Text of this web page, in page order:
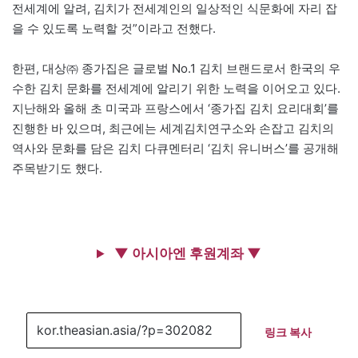
전세계에 알려, 김치가 전세계인의 일상적인 식문화에 자리 잡
을 수 있도록 노력할 것”이라고 전했다.
한편, 대상㈜ 종가집은 글로벌 No.1 김치 브랜드로서 한국의 우
수한 김치 문화를 전세계에 알리기 위한 노력을 이어오고 있다.
지난해와 올해 초 미국과 프랑스에서 ‘종가집 김치 요리대회’를
진행한 바 있으며, 최근에는 세계김치연구소와 손잡고 김치의
역사와 문화를 담은 김치 다큐멘터리 ‘김치 유니버스’를 공개해
주목받기도 했다.
▼ 아시아엔 후원계좌 ▼
링크 복사